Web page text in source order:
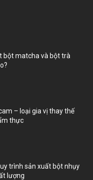
bột matcha và bột trà
– loại gia vị thay thế
thực
trình sản xuất bột nhụy
lượng